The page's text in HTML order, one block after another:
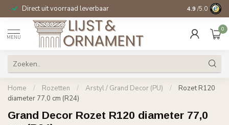
Direct uit voorraad leverbaar 14 dagen
4.9 /5.0
MENU
0
Home / Rozetten / Arstyl / Grand Decor (PU) /
Rozet R120
diameter 77,0 cm (R24)
Grand Decor Rozet R120 diameter 77,0